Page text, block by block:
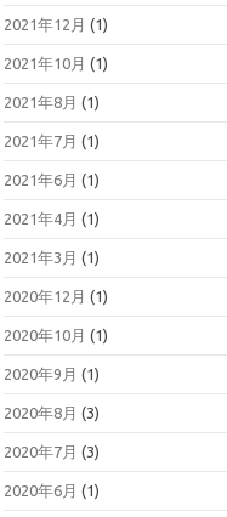
2021年12月 (1)
2021年10月 (1)
2021年8月 (1)
2021年7月 (1)
2021年6月 (1)
2021年4月 (1)
2021年3月 (1)
2020年12月 (1)
2020年10月 (1)
2020年9月 (1)
2020年8月 (3)
2020年7月 (3)
2020年6月 (1)